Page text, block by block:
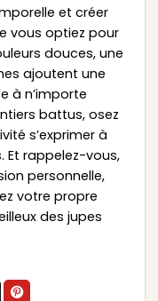
et créer
vous optiez pour
douces, une
ajoutent une
à n’importe
battus, osez
s’exprimer à
Et rappelez-vous,
personnelle,
votre propre
des jupes